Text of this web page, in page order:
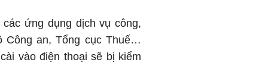
ứng dụng dịch vụ công,
Công an, Tổng cục Thuế…
vào điện thoại sẽ bị kiểm